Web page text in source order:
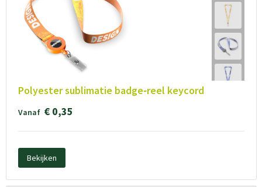
Polyester sublimatie badge‑reel keycord
Vanaf € 0,35
Bekijken